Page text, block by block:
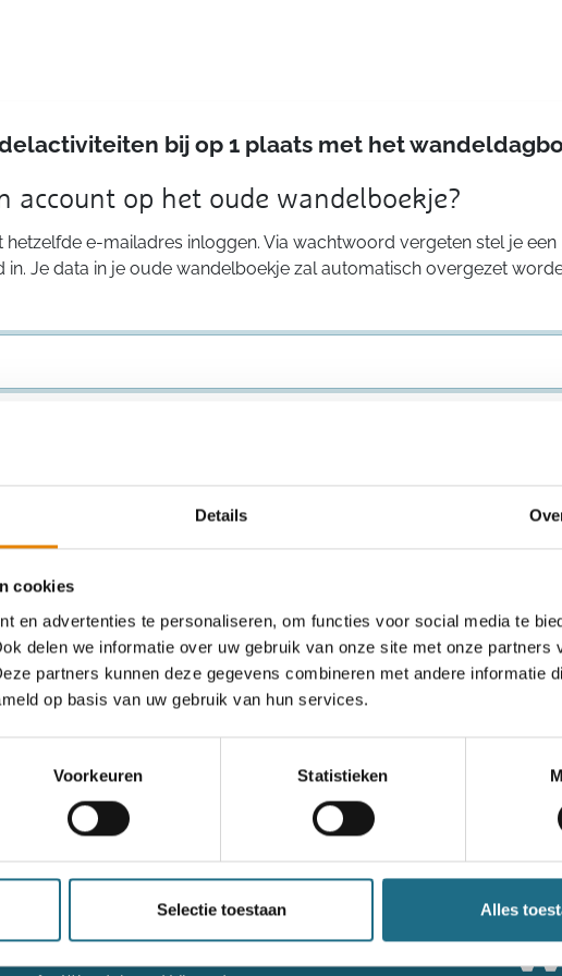
Details
cookies
en advertenties te personaliseren, om functies voor social media te
delen we informatie over uw gebruik van onze site met onze partners
partners kunnen deze gegevens combineren met andere informatie
op basis van uw gebruik van hun services.
Voorkeuren Statistieken
Selectie toestaan Alles
bij op 1 plaats met het
account op het oude wandelboekje?
hetzelfde e-mailadres inloggen. Via wachtwoord vergeten stel je een
Je data in je oude wandelboekje zal automatisch overgezet
account?
account aan
goed in het wandeldagboek? Raadpleeg dan hier de handleiding.
Contact